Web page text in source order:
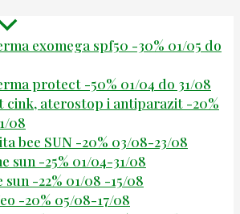
exomega spf50 -30% 01/05 do
protect -50% 01/04 do 31/08
cink, aterostop i antiparazit -20%
08
bee SUN -20% 03/08-23/08
sun -25% 01/04-31/08
sun -22% 01/08 -15/08
-20% 05/08-17/08